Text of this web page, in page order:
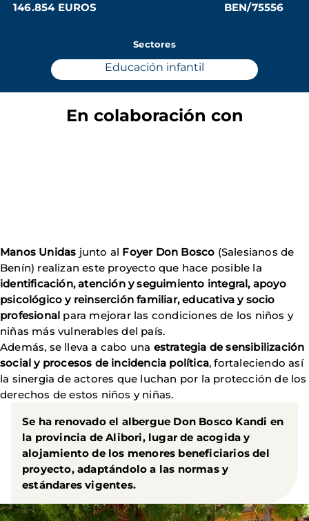
146.854 EUROS BEN/75556
Sectores
Educación infantil
En colaboración con
Manos Unidas junto al Foyer Don Bosco (Salesianos de
Benín) realizan este proyecto que hace posible la
identificación, atención y seguimiento integral, apoyo
psicológico y reinserción familiar, educativa y socio
profesional para mejorar las condiciones de los niños y
niñas más vulnerables del país.
Además, se lleva a cabo una estrategia de sensibilización
social y procesos de incidencia política, fortaleciendo así
la sinergia de actores que luchan por la protección de los
derechos de estos niños y niñas.
Se ha renovado el albergue Don Bosco Kandi en
la provincia de Alibori, lugar de acogida y
alojamiento de los menores beneficiarios del
proyecto, adaptándolo a las normas y
estándares vigentes.